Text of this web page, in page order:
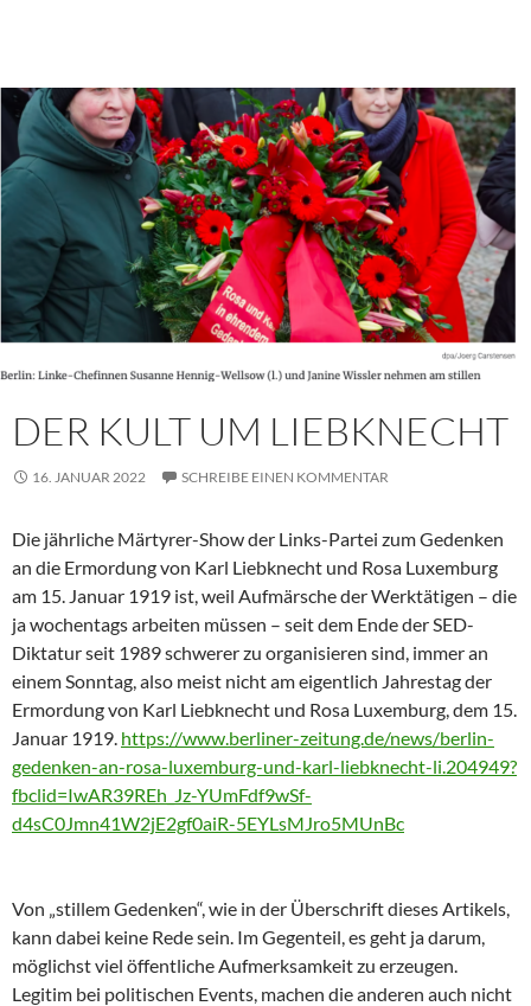
DER KULT UM LIEBKNECHT
16. JANUAR 2022 SCHREIBE EINEN KOMMENTAR
Die jährliche Märtyrer-Show der Links-Partei zum Gedenken
an die Ermordung von Karl Liebknecht und Rosa Luxemburg
am 15. Januar 1919 ist, weil Aufmärsche der Werktätigen – die
ja wochentags arbeiten müssen – seit dem Ende der SED-
Diktatur seit 1989 schwerer zu organisieren sind, immer an
einem Sonntag, also meist nicht am eigentlich Jahrestag der
Ermordung von Karl Liebknecht und Rosa Luxemburg, dem 15.
Januar 1919. https://www.berliner-zeitung.de/news/berlin-
gedenken-an-rosa-luxemburg-und-karl-liebknecht-li.204949?
fbclid=IwAR39REh_Jz-YUmFdf9wSf-
d4sC0Jmn41W2jE2gf0aiR-5EYLsMJro5MUnBc
Von „stillem Gedenken“, wie in der Überschrift dieses Artikels,
kann dabei keine Rede sein. Im Gegenteil, es geht ja darum,
möglichst viel öffentliche Aufmerksamkeit zu erzeugen.
Legitim bei politischen Events, machen die anderen auch nicht